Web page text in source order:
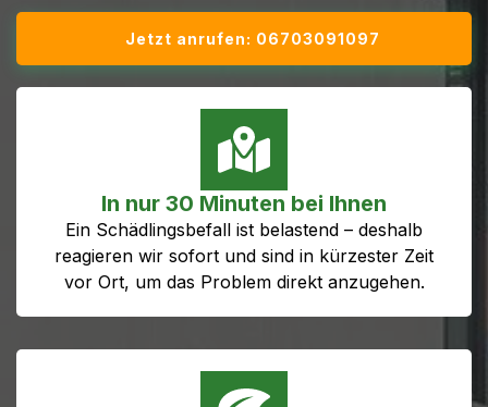
Jetzt anrufen: 06703091097
In nur 30 Minuten bei Ihnen
Ein Schädlingsbefall ist belastend – deshalb
reagieren wir sofort und sind in kürzester Zeit
vor Ort, um das Problem direkt anzugehen.